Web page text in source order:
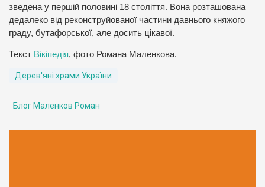
зведена у першій половині 18 століття. Вона розташована
дедалеко від реконструйованої частини давнього княжого
граду, бутафорської, але досить цікавої.
Текст Вікіпедія, фото Романа Маленкова.
Дерев'яні храми України
Блог Маленков Роман